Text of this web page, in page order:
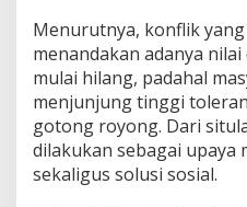
i
l
Menurutnya, konflik
menandakan adanya
mulai hilang, padahal
menjunjung tinggi
gotong royong. Dari
dilakukan sebagai upaya
sekaligus solusi sosial.